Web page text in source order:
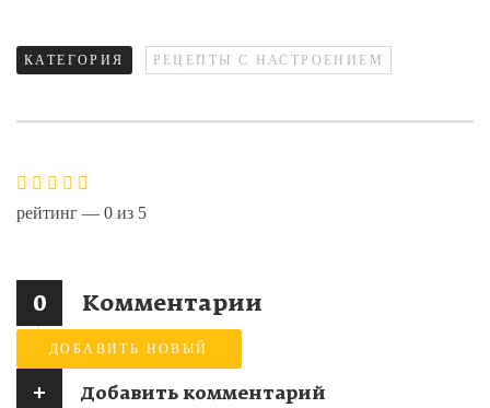
КАТЕГОРИЯ РЕЦЕПТЫ С НАСТРОЕНИЕМ
рейтинг — 0 из 5
0 Комментарии
ДОБАВИТЬ НОВЫЙ
+ Добавить комментарий